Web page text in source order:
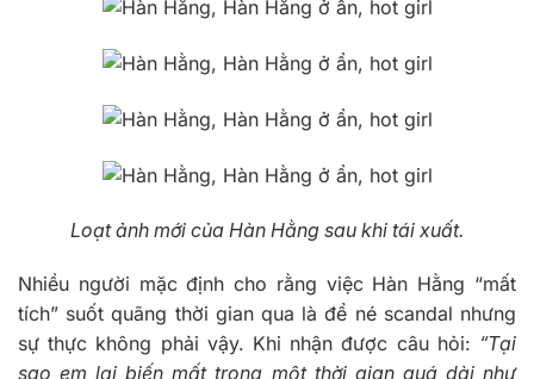
Loạt ảnh mới của Hàn Hằng sau khi tái xuất.
Nhiều người mặc định cho rằng việc Hàn Hằng “mất
tích” suốt quãng thời gian qua là để né scandal nhưng
sự thực không phải vậy. Khi nhận được câu hỏi: “Tại
sao em lại biến mất trong một thời gian quá dài như